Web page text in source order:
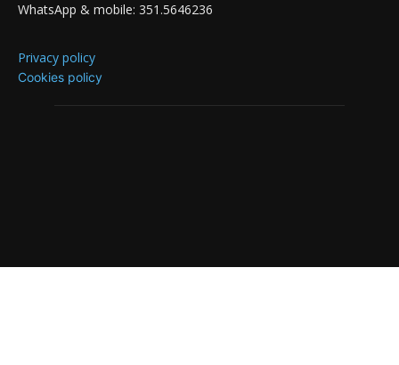
WhatsApp & mobile: 351.5646236
Privacy policy
Cookies policy